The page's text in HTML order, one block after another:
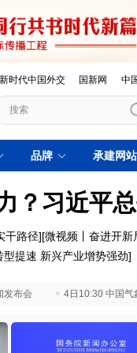
时代中国外交 国新网 中
品牌 承建网站
？习近平
干路径][微视频丨奋进开新
型提速 新兴产业增势强劲]
发布会 4日10:30 中国